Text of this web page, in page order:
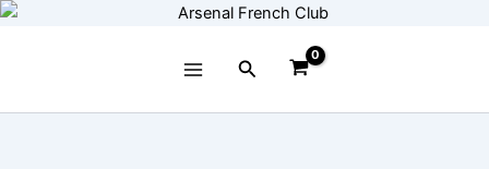
Aller
Rechercher